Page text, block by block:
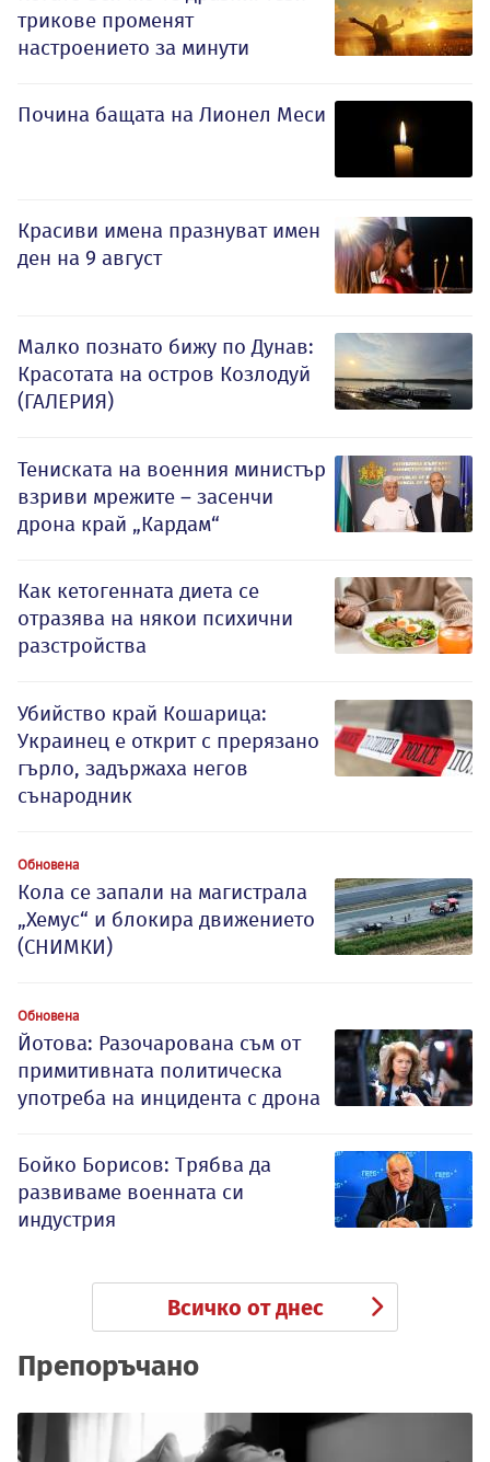
трикове променят
настроението за минути
Почина бащата на Лионел Меси
Красиви имена празнуват имен
ден на 9 август
Малко познато бижу по Дунав:
Красотата на остров Козлодуй
(ГАЛЕРИЯ)
Тениската на военния министър
взриви мрежите – засенчи
дрона край „Кардам“
Как кетогенната диета се
отразява на някои психични
разстройства
Убийство край Кошарица:
Украинец е открит с прерязано
гърло, задържаха негов
сънародник
Обновена
Кола се запали на магистрала
„Хемус“ и блокира движението
(СНИМКИ)
Обновена
Йотова: Разочарована съм от
примитивната политическа
употреба на инцидента с дрона
Бойко Борисов: Трябва да
развиваме военната си
индустрия
Всичко от днес
Препоръчано